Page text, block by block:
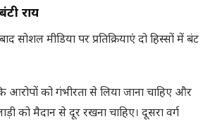
राय
सोशल मीडिया पर प्रतिक्रियाएं दो हिस्सों में बंट
आरोपों को गंभीरता से लिया जाना चाहिए और
को मैदान से दूर रखना चाहिए। दूसरा वर्ग